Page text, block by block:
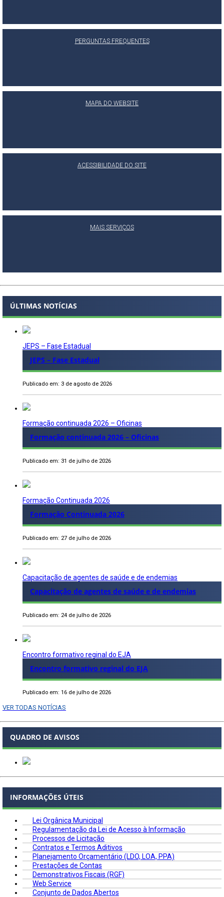
PERGUNTAS FREQUENTES
MAPA DO WEBSITE
ACESSIBILIDADE DO SITE
MAIS SERVIÇOS
ÚLTIMAS NOTÍCIAS
JEPS – Fase Estadual
JEPS – Fase Estadual
Publicado em: 3 de agosto de 2026
Formação continuada 2026 – Oficinas
Formação continuada 2026 – Oficinas
Publicado em: 31 de julho de 2026
Formação Continuada 2026
Formação Continuada 2026
Publicado em: 27 de julho de 2026
Capacitação de agentes de saúde e de endemias
Capacitação de agentes de saúde e de endemias
Publicado em: 24 de julho de 2026
Encontro formativo reginal do EJA
Encontro formativo reginal do EJA
Publicado em: 16 de julho de 2026
VER TODAS NOTÍCIAS
QUADRO DE AVISOS
INFORMAÇÕES ÚTEIS
Lei Orgânica Municipal
Regulamentação da Lei de Acesso à Informação
Processos de Licitação
Contratos e Termos Aditivos
Planejamento Orçamentário (LDO, LOA, PPA)
Prestações de Contas
Demonstrativos Fiscais (RGF)
Web Service
Conjunto de Dados Abertos